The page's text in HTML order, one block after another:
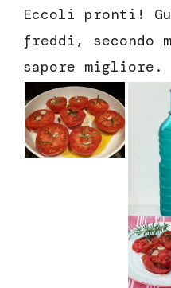
Eccoli pronti!
freddi, secondo
sapore migliore.